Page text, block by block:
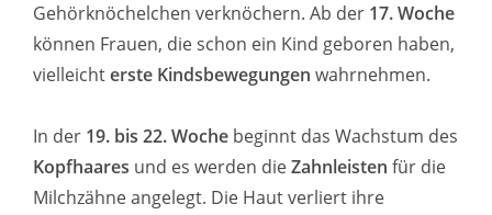
Gehörknöchelchen verknöchern. Ab der 17. Woche
können Frauen, die schon ein Kind geboren haben,
vielleichterste Kindsbewegungen wahrnehmen.
In der 19. bis 22. Woche beginnt das Wachstum des
Kopfhaares und es werden dieZahnleisten für die
Milchzähne angelegt. Die Haut verliert ihre